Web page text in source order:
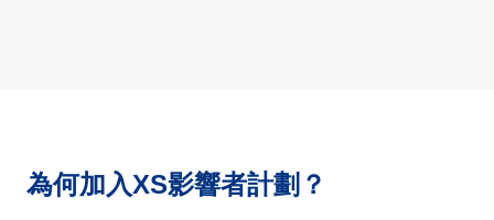
為何加入XS影響者計劃？